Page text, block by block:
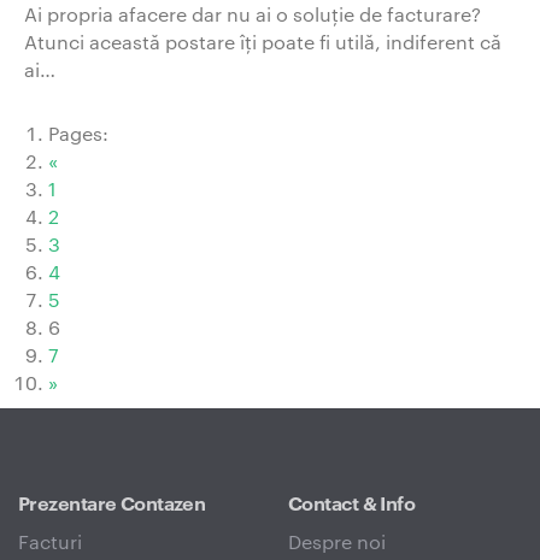
Ai propria afacere dar nu ai o soluţie de facturare?
Atunci această postare îţi poate fi utilă, indiferent că
ai…
Pages:
«
1
2
3
4
5
6
7
»
Prezentare Contazen
Facturi
Contact & Info
Despre noi